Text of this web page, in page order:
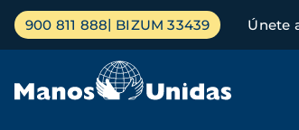
Pasar
contenido
Menú
principal
900 811 888 BIZUM 33439 Únete